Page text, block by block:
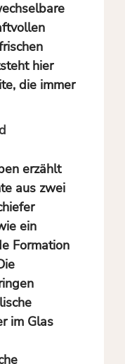
hier
die immer
erzählt
aus zwei
ein
Formation
im Glas